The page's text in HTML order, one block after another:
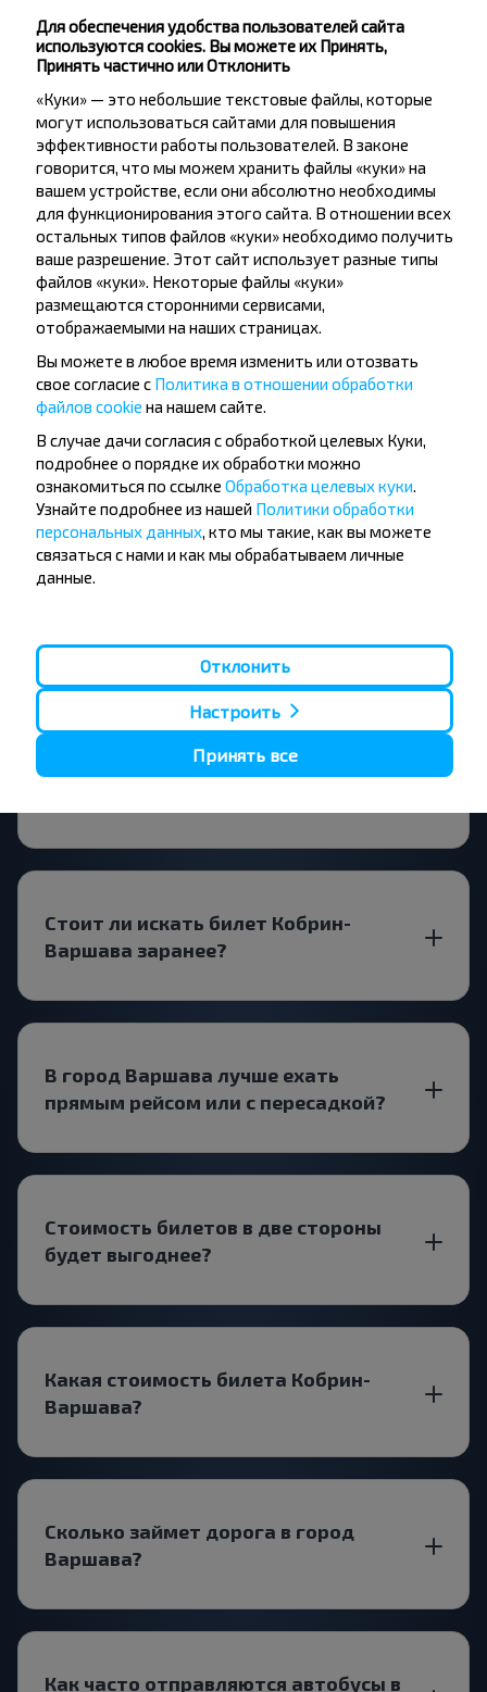
Подписаться
Отзывы пассажиров о перевозчиках
Виолетта
29.06.2026
Очень
рекомендую,профессионалы
своего дела,отбытие и
прибытие строго по
расписанию,комфортный
автобус с кондиционером и
зарядкой,вежливый персонал
5,0
BS ОАО «Пинский автобусный парк»
УНП 200298320
МАКСИМ
15.06.2026
Все прошло
5,0
BS ОАО «Пинский
Все отзывы
Вопрос - Ответ
Как приобрести билет на автобус?
Есть ли какие-то ограничения на
Стоит ли искать билет Кобрин-
Варшава заранее?
В город Варшава лучше ехать
прямым рейсом или с пересадкой?
Стоимость билетов в две стороны
будет выгоднее?
Какая стоимость билета Кобрин-
Варшава?
Сколько займет дорога в город
Варшава?
Как часто отправляются автобусы в
Для обеспечения удобства пользователей сайта
используются cookies. Вы можете их Принять,
Принять частично или Отклонить
«Куки» — это небольшие текстовые файлы, которые
могут использоваться сайтами для повышения
эффективности работы пользователей. В законе
говорится, что мы можем хранить файлы «куки» на
вашем устройстве, если они абсолютно необходимы
для функционирования этого сайта. В отношении всех
остальных типов файлов «куки» необходимо получить
ваше разрешение. Этот сайт использует разные типы
файлов «куки». Некоторые файлы «куки»
размещаются сторонними сервисами,
отображаемыми на наших страницах.
Вы можете в любое время изменить или отозвать
свое согласие с Политика в отношении обработки
файлов cookie на нашем сайте.
В случае дачи согласия с обработкой целевых Куки,
подробнее о порядке их обработки можно
ознакомиться по ссылке Обработка целевых куки.
Узнайте подробнее из нашей Политики обработки
персональных данных, кто мы такие, как вы можете
связаться с нами и как мы обрабатываем личные
данные.
Отклонить
Настроить
Принять все